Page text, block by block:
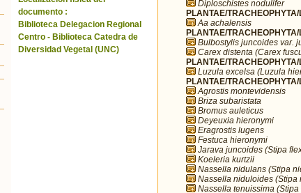
documento :
Biblioteca Delegacion Regional
Centro - Biblioteca Catedra de
Diversidad Vegetal (UNC)
Diploschistes nodulifer
PLANTAE/
Aa achalensis
PLANTAE/
Bulbostylis juncoides var.
Carex distenta (Carex
PLANTAE/
Luzula excelsa (Luzula
PLANTAE/
Agrostis montevidensis
Briza subaristata
Bromus auleticus
Deyeuxia hieronymi
Eragrostis lugens
Festuca hieronymi
Jarava juncoides (Stipa
Koeleria kurtzii
Nassella nidulans (Stipa
Nassella niduloides (Stipa
Nassella tenuissima